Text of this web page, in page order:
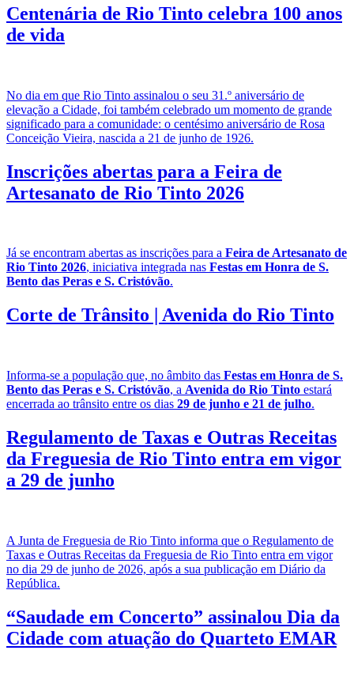
Centenária de Rio Tinto celebra 100 anos
de vida
No dia em que Rio Tinto assinalou o seu 31.º aniversário de
elevação a Cidade, foi também celebrado um momento de grande
significado para a comunidade: o centésimo aniversário de Rosa
Conceição Vieira, nascida a 21 de junho de 1926.
Inscrições abertas para a Feira de
Artesanato de Rio Tinto 2026
Já se encontram abertas as inscrições para a Feira de Artesanato de
Rio Tinto 2026, iniciativa integrada nas Festas em Honra de S.
Bento das Peras e S. Cristóvão.
Corte de Trânsito | Avenida do Rio Tinto
Informa-se a população que, no âmbito das Festas em Honra de S.
Bento das Peras e S. Cristóvão, a Avenida do Rio Tinto estará
encerrada ao trânsito entre os dias 29 de junho e 21 de julho.
Regulamento de Taxas e Outras Receitas
da Freguesia de Rio Tinto entra em vigor
a 29 de junho
A Junta de Freguesia de Rio Tinto informa que o Regulamento de
Taxas e Outras Receitas da Freguesia de Rio Tinto entra em vigor
no dia 29 de junho de 2026, após a sua publicação em Diário da
República.
“Saudade em Concerto” assinalou Dia da
Cidade com atuação do Quarteto EMAR